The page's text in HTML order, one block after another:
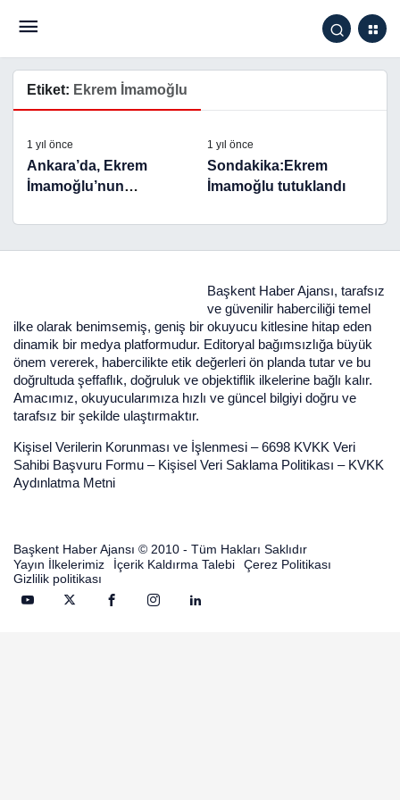
Etiket: Ekrem İmamoğlu
1 yıl önce
Ankara’da, Ekrem
İmamoğlu’nun
edildi
1 yıl önce
Sondakika:Ekrem
İmamoğlu tutuklandı
Başkent Haber Ajansı, tarafsız
ve güvenilir haberciliği temel
ilke olarak benimsemiş, geniş bir okuyucu kitlesine hitap eden
dinamik bir medya platformudur. Editoryal bağımsızlığa büyük
önem vererek, habercilikte etik değerleri ön planda tutar ve bu
doğrultuda şeffaflık, doğruluk ve objektiflik ilkelerine bağlı kalır.
Amacımız, okuyucularımıza hızlı ve güncel bilgiyi doğru ve
tarafsız bir şekilde ulaştırmaktır.
Kişisel Verilerin Korunması ve İşlenmesi –6698 KVKK Veri
Sahibi Başvuru Formu – Kişisel Veri Saklama Politikası – KVKK
Aydınlatma Metni
Başkent Haber Ajansı © 2010 - Tüm Hakları Saklıdır
Yayın İlkelerimiz
İçerik Kaldırma Talebi
Çerez Politikası
Gizlilik politikası